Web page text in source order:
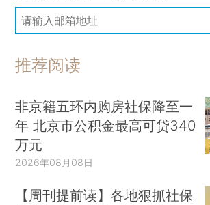
推荐阅读
非京籍五环内购房社保降至一
年 北京市公积金最高可贷340
万元
2026年08月08日
【周刊提前读】各地狠抓社保